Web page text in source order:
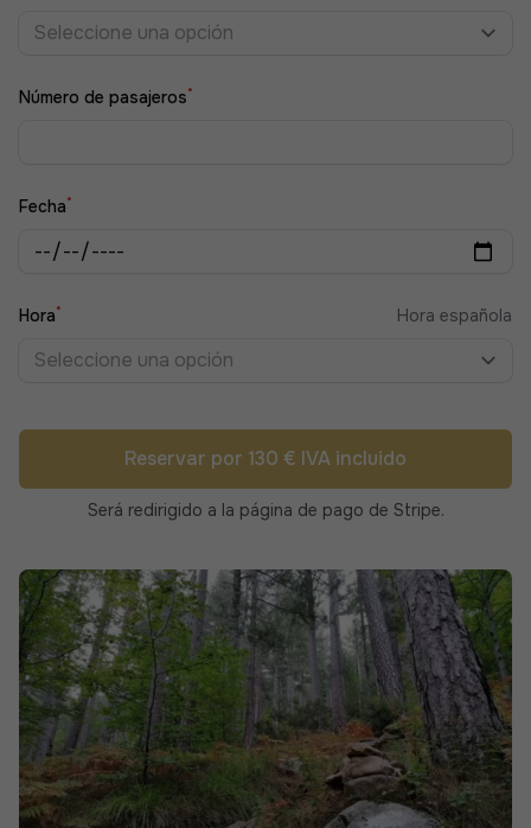
Seleccione una opción
Número de pasajeros*
Fecha*
Hora* Hora española
Seleccione una opción
Reservar por 130 € IVA incluido
Será redirigido a la página de pago de Stripe.